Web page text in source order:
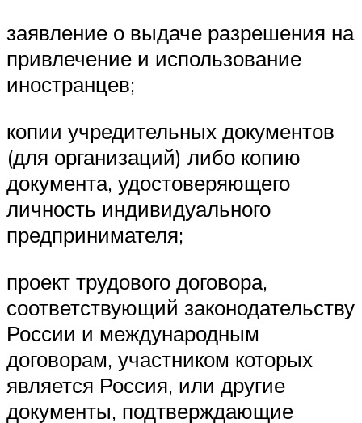
заявление о выдаче разрешения на
привлечение и использование
иностранцев;
копии учредительных документов
(для организаций) либо копию
документа, удостоверяющего
личность индивидуального
предпринимателя;
проект трудового договора,
соответствующий законодательству
России и международным
договорам, участником которых
является Россия, или другие
документы, подтверждающие